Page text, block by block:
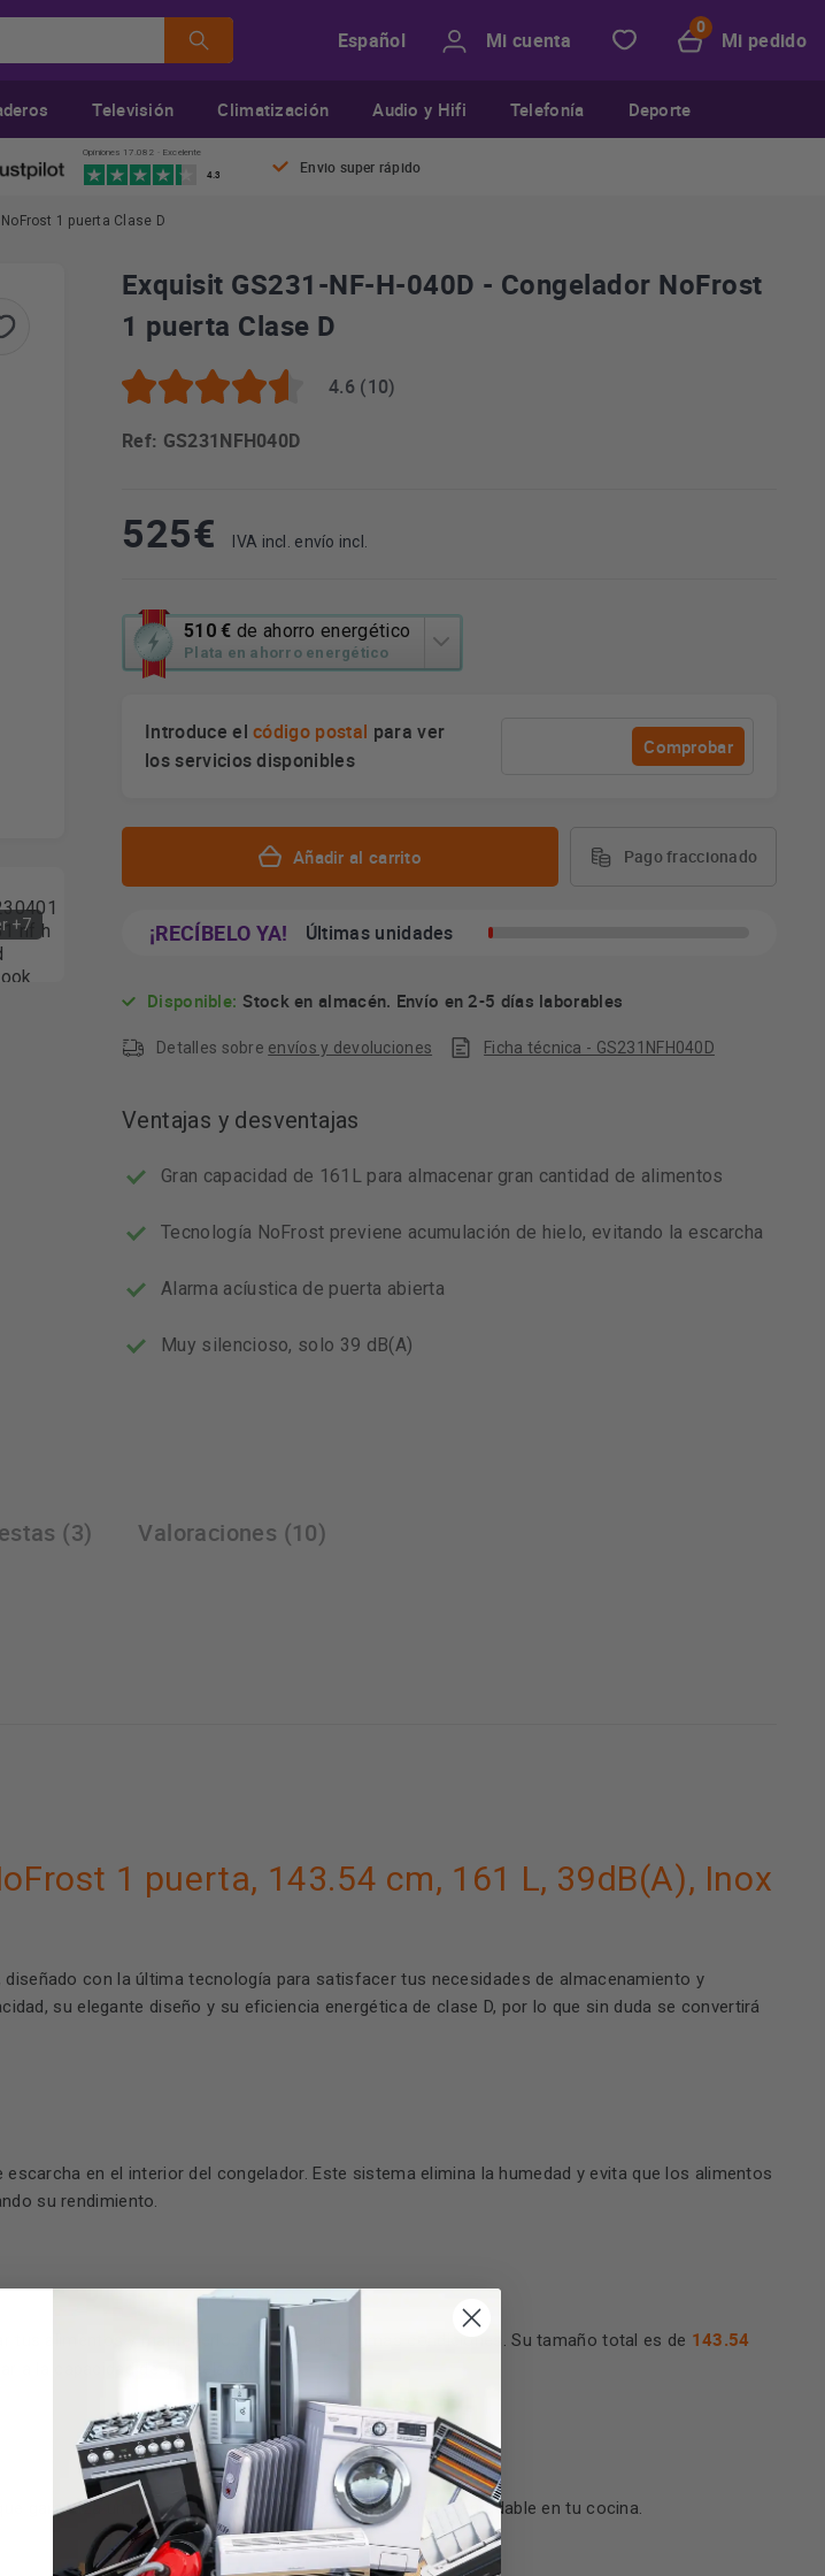
Español Mi cuenta Mi pedido
Televisión Climatización Audio y Hifi Telefonía Deporte
Opiniones 17.082 · Excelente
4.3 Envio super rápido
1 puerta Clase D
+7
Exquisit GS231-NF-H-040D - Congelador NoFrost
1 puerta Clase D
4.6 (10)
Ref: GS231NFH040D
525€ IVA incl. envío incl.
510 € de ahorro energético
Plata en ahorro energético
Esta
acción
abrirá
ahorro
Introduce elcódigo postal para ver
los servicios disponibles
Comprobar
Añadir al carrito Pago fraccionado
¡RECÍBELO YA! Últimas unidades
Disponible: Stock en almacén. Envío en 2-5 días laborables
Detalles sobre envíos y devoluciones Ficha técnica - GS231NFH040D
Ventajas y desventajas
Gran capacidad de 161L para almacenar gran cantidad de alimentos
Tecnología NoFrost previene acumulación de hielo, evitando la escarcha
Alarma acíustica de puerta abierta
Muy silencioso, solo 39 dB(A)
(3) Valoraciones (10)
1 puerta, 143.54 cm, 161 L, 39dB(A), Inox
diseñado con la última tecnología para satisfacer tus necesidades de almacenamiento y
su elegante diseño y su eficiencia energética de clase D, por lo que sin duda se convertirá
en el interior del congelador. Este sistema elimina la humedad y evita que los alimentos
su rendimiento.
tus alimentos y mantenerlos siempre en óptimas condiciones. Su tamaño total es de 143.54
a la capacidad de congelación.
que garantiza un funcionamiento silencioso y un ambiente agradable en tu cocina.